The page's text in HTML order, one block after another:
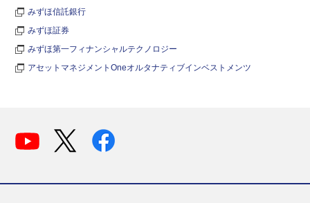
みずほ信託銀行
みずほ証券
みずほ第一フィナンシャルテクノロジー
アセットマネジメントOneオルタナティブインベストメンツ